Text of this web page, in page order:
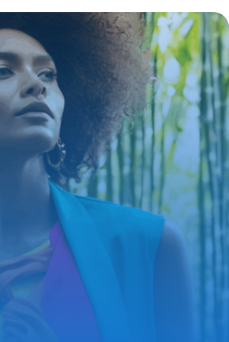
manche femme ultra
responsable révélée